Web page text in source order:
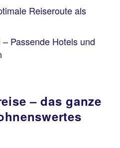
Reiseroute als
– Passende Hotels und
– das ganze